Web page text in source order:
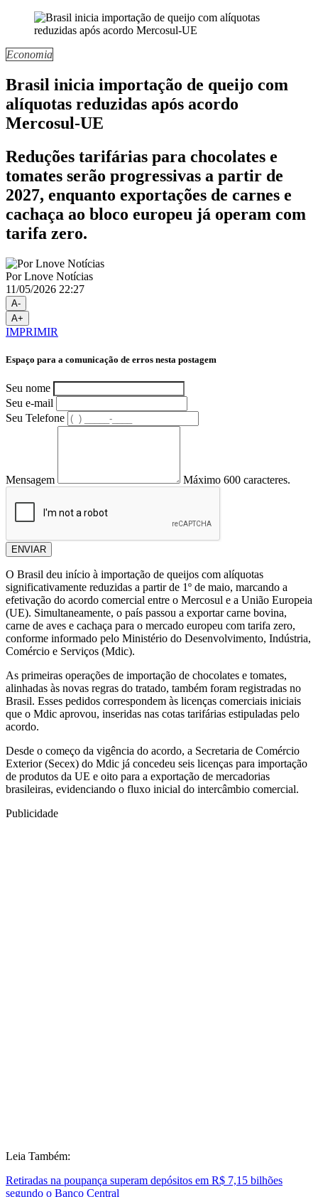
Economia
Brasil inicia importação de queijo com
alíquotas reduzidas após acordo
Mercosul-UE
Reduções tarifárias para chocolates e
tomates serão progressivas a partir de
2027, enquanto exportações de carnes e
cachaça ao bloco europeu já operam com
tarifa zero.
Por Lnove Notícias
11/05/2026 22:27
A-
A+
IMPRIMIR
Espaço para a comunicação de erros nesta postagem
Seu nome
Seu e-mail
Seu Telefone
Mensagem Máximo 600 caracteres.
ENVIAR
O Brasil deu início à importação de queijos com alíquotas
significativamente reduzidas a partir de 1º de maio, marcando a
efetivação do acordo comercial entre o Mercosul e a União Europeia
(UE). Simultaneamente, o país passou a exportar carne bovina,
carne de aves e cachaça para o mercado europeu com tarifa zero,
conforme informado pelo Ministério do Desenvolvimento, Indústria,
Comércio e Serviços (Mdic).
As primeiras operações de importação de chocolates e tomates,
alinhadas às novas regras do tratado, também foram registradas no
Brasil. Esses pedidos correspondem às licenças comerciais iniciais
que o Mdic aprovou, inseridas nas cotas tarifárias estipuladas pelo
acordo.
Desde o começo da vigência do acordo, a Secretaria de Comércio
Exterior (Secex) do Mdic já concedeu seis licenças para importação
de produtos da UE e oito para a exportação de mercadorias
brasileiras, evidenciando o fluxo inicial do intercâmbio comercial.
Publicidade
Leia Também:
Retiradas na poupança superam depósitos em R$ 7,15 bilhões
segundo o Banco Central